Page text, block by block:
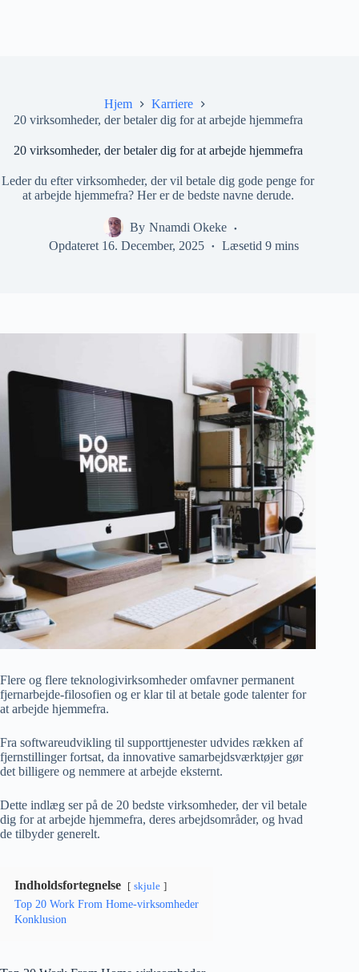
Hjem
Karriere
20 virksomheder, der betaler dig for at arbejde hjemmefra
20 virksomheder, der betaler dig for at arbejde hjemmefra
Leder du efter virksomheder, der vil betale dig gode penge for
at arbejde hjemmefra? Her er de bedste navne derude.
By Nnamdi Okeke
Opdateret 16. December, 2025 Læsetid 9 mins
Flere og flere teknologivirksomheder omfavner permanent
fjernarbejde-filosofien og er klar til at betale gode talenter for
at arbejde hjemmefra.
Fra softwareudvikling til supporttjenester udvides rækken af ​​
fjernstillinger fortsat, da innovative samarbejdsværktøjer gør
det billigere og nemmere at arbejde eksternt.
Dette indlæg ser på de 20 bedste virksomheder, der vil betale
dig for at arbejde hjemmefra, deres arbejdsområder, og hvad
de tilbyder generelt.
Indholdsfortegnelse skjule
Top 20 Work From Home-virksomheder
Konklusion